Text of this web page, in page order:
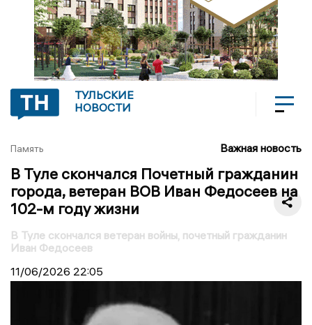
ТУЛЬСКИЕ
НОВОСТИ
Память Важная новость
В Туле скончался Почетный гражданин
города, ветеран ВОВ Иван Федосеев на
102-м году жизни
В Туле скончался ветеран войны, почетный гражданин
Иван Федосеев
11/06/2026 22:05